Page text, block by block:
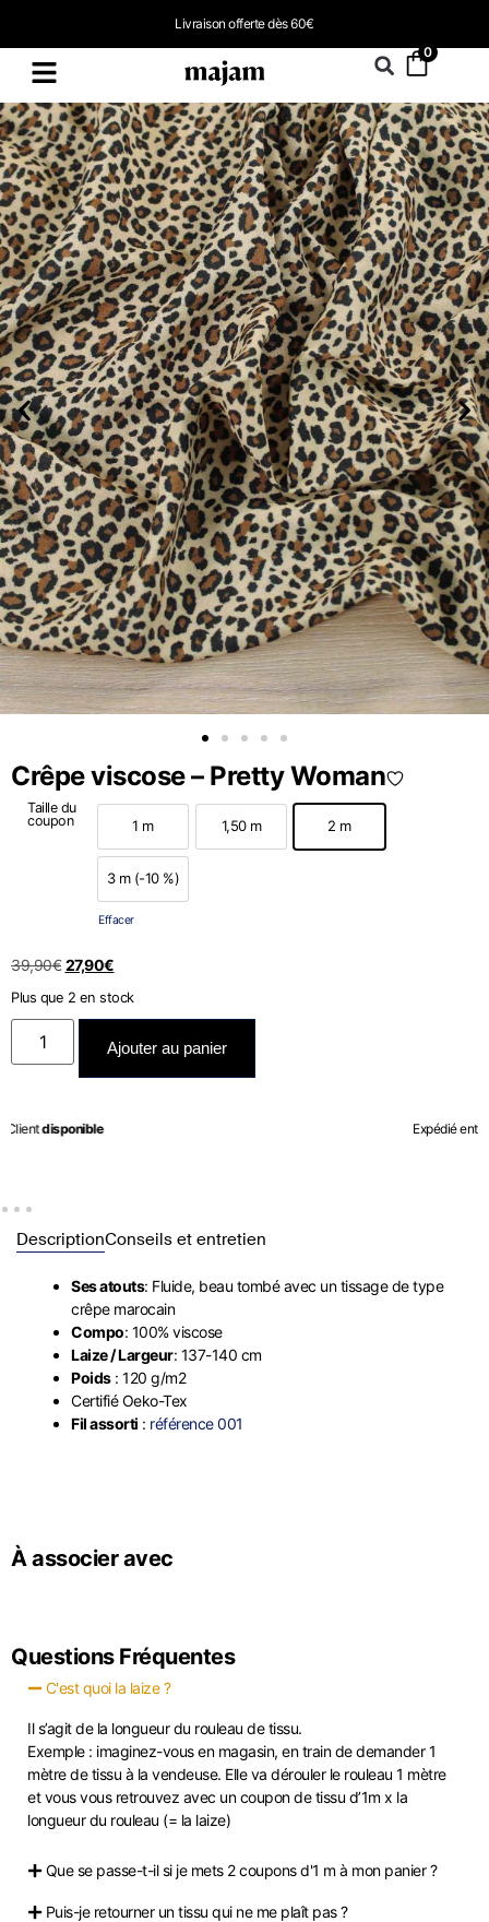
Livraison offerte dès 60€
0
Crêpe viscose – Pretty Woman
Taille du
coupon
1 m 1,50 m 2 m
3 m (-10 %)
3 m (-10 %)
Effacer
39,90€ 27,90€
Plus que 2 en stock
Ajouter au panier
DescriptionConseils et entretien
Ses atouts: Fluide, beau tombé avec un tissage de type
crêpe marocain
Compo: 100% viscose
Laize / Largeur: 137-140 cm
Poids: 120 g/m2
Certifié Oeko-Tex
Fil assorti : référence 001
À associer avec
Questions Fréquentes
C'est quoi la laize ?
Il s’agit de la longueur du rouleau de tissu.
Exemple : imaginez-vous en magasin, en train de demander 1
mètre de tissu à la vendeuse. Elle va dérouler le rouleau 1 mètre
et vous vous retrouvez avec un coupon de tissu d’1m x la
longueur du rouleau (= la laize)
Que se passe-t-il si je mets 2 coupons d'1 m à mon panier ?
Puis-je retourner un tissu qui ne me plaît pas ?